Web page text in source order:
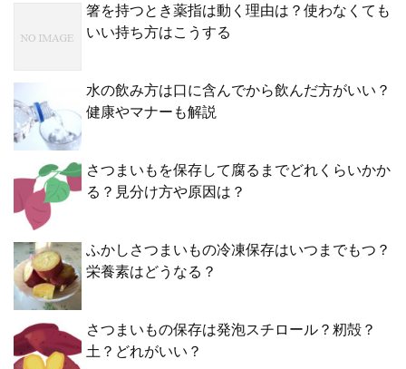
箸を持つとき薬指は動く理由は？使わなくても
いい持ち方はこうする
水の飲み方は口に含んでから飲んだ方がいい？
健康やマナーも解説
さつまいもを保存して腐るまでどれくらいかか
る？見分け方や原因は？
ふかしさつまいもの冷凍保存はいつまでもつ？
栄養素はどうなる？
さつまいもの保存は発泡スチロール？籾殻？
土？どれがいい？